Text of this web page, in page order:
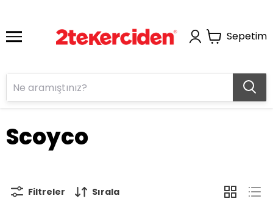
Sepetim
Scoyco
Filtreler Sırala